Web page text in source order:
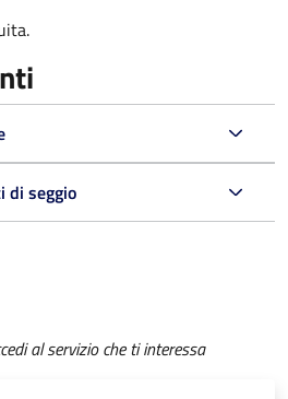
di seggio
al servizio che ti interessa